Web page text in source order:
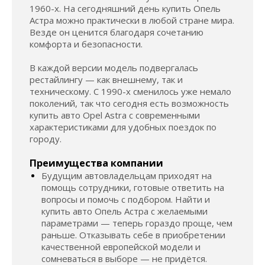
1960-х. На сегодняшний день купить Опель
Астра можно практически в любой стране мира.
Везде он ценится благодаря сочетанию
комфорта и безопасности.
В каждой версии модель подвергалась
рестайлингу — как внешнему, так и
техническому. С 1990-х сменилось уже немало
поколений, так что сегодня есть возможность
купить авто Opel Astra с современными
характеристиками для удобных поездок по
городу.
Преимущества компании
Будущим автовладельцам приходят на
помощь сотрудники, готовые ответить на
вопросы и помочь с подбором. Найти и
купить авто Опель Астра с желаемыми
параметрами — теперь гораздо проще, чем
раньше. Отказывать себе в приобретении
качественной европейской модели и
сомневаться в выборе — не придётся.